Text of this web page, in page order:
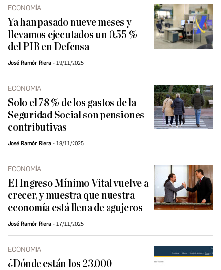
ECONOMÍA
Ya han pasado nueve meses y
llevamos ejecutados un 0,55 %
del PIB en Defensa
José Ramón Riera 19/11/2025
ECONOMÍA
Solo el 78 % de los gastos de la
Seguridad Social son pensiones
contributivas
José Ramón Riera 18/11/2025
ECONOMÍA
El Ingreso Mínimo Vital vuelve a
crecer, y muestra que nuestra
economía está llena de agujeros
José Ramón Riera 17/11/2025
ECONOMÍA
¿Dónde están los 23.000